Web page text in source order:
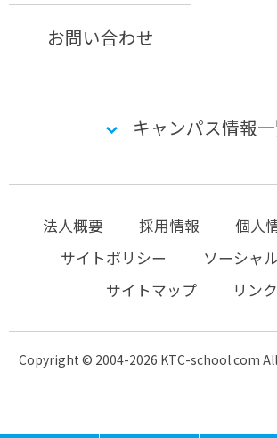
お問い合わせ
キャンパス情報
法人概要 採用情報
個人
サイトポリシー
ソーシャ
サイトマップ
リン
Copyright © 2004-2026 KTC-school.com